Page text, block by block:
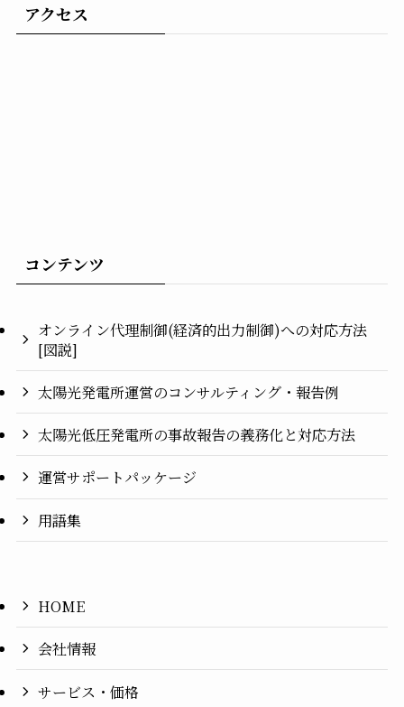
アクセス
コンテンツ
オンライン代理制御(経済的出力制御)への対応方法
[図説]
太陽光発電所運営のコンサルティング・報告例
太陽光低圧発電所の事故報告の義務化と対応方法
運営サポートパッケージ
用語集
HOME
会社情報
サービス・価格